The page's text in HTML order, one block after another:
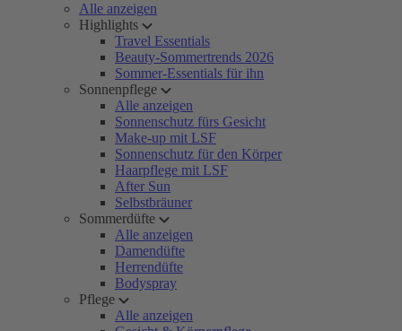
Alle anzeigen
Highlights
Travel Essentials
Beauty-Sommertrends 2026
Sommer-Essentials für ihn
Sonnenpflege
Alle anzeigen
Sonnenschutz fürs Gesicht
Make-up mit LSF
Sonnenschutz für den Körper
Haarpflege mit LSF
After Sun
Selbstbräuner
Sommerdüfte
Alle anzeigen
Damendüfte
Herrendüfte
Bodyspray
Pflege
Alle anzeigen